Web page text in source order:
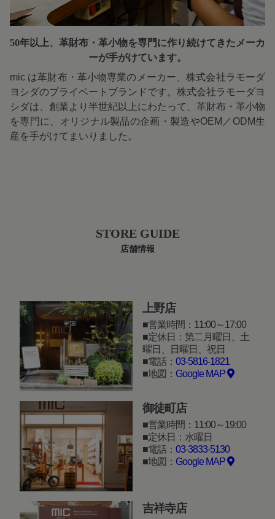
50年以上、革財布・革小物を専門に作り続けてきたメーカ
ーが手がけています。
mic は革財布・革小物専業のメーカー、株式会社ラモーダ
ヨシダのプライベートブランドです。株式会社ラモーダヨ
シダは、創業より半世紀以上にわたって、革財布・革小物
を専門に、オリジナル製品の企画・製造やOEM／ODM生
産を手がけてまいりました。
STORE GUIDE
店舗情報
上野店
営業時間：11:00～17:00
定休日：第二月曜日、土
曜日、日曜日、祝日
電話： 03-5816-1821
地図： Google MAP
御徒町店
営業時間：11:00～19:00
定休日：水曜日
電話： 03-3833-5130
地図： Google MAP
吉祥寺店